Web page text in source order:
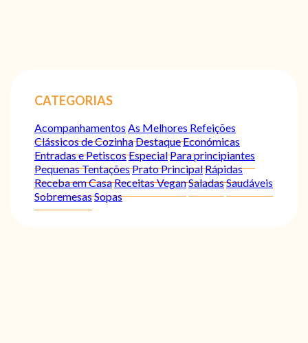
CATEGORIAS
Acompanhamentos As Melhores Refeições
Clássicos de CozinhaDestaqueEconómicas
Entradas e PetiscosEspecialPara principiantes
Pequenas TentaçõesPrato PrincipalRápidas
Receba em CasaReceitas VeganSaladasSaudáveis
SobremesasSopas